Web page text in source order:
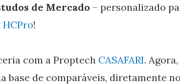
de Mercado – personalizado
HCPro!
com a Proptech CASAFARI. Agora,
base de comparáveis, diretamente